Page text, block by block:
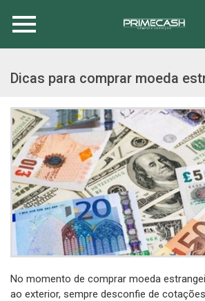
Dicas para comprar moeda
No momento de comprar moeda
ao exterior, sempre desconfie de